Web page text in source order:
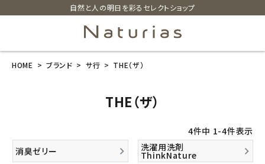
自然と人の明日を彩るセレクトショップ
新商品
HOME ブランド サ行 THE（ザ）
THE（ザ）
4件中 1-4件表示
消臭ゼリー
洗濯用洗剤
ThinkNature